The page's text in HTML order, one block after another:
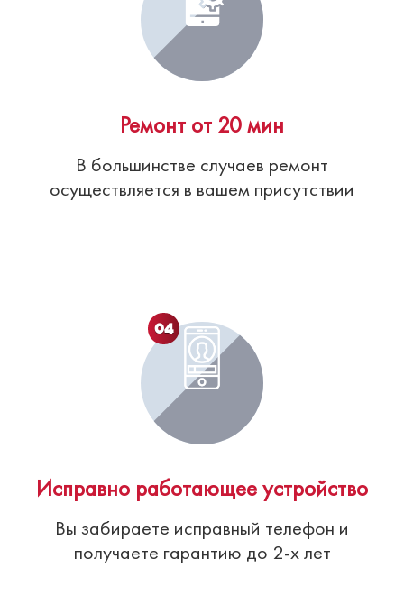
Ремонт от 20 мин
В большинстве случаев ремонт
осуществляется в вашем присутствии
04
Исправно работающее устройство
Вы забираете исправный телефон и
получаете гарантию до 2-х лет